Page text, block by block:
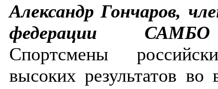
Александр Гончаров,
федерации
Спортсмены
высоких результатов во